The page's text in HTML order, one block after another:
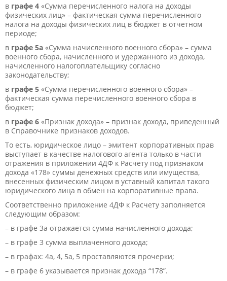
в графе 4 «Сумма перечисленного налога на доходы
физических лиц» – фактическая сумма перечисленного
налога на доходы физических лиц в бюджет в отчетном
периоде;
в графе 5а «Сумма начисленного военного сбора» – сумма
военного сбора, начисленного и удержанного из дохода,
начисленного налогоплательщику согласно
законодательству;
в графе 5 «Сумма перечисленного военного сбора» –
фактическая сумма перечисленного военного сбора в
бюджет;
в графе 6 «Признак дохода» – признак дохода, приведенный
в Справочнике признаков доходов.
То есть, юридическое лицо – эмитент корпоративных прав
выступает в качестве налогового агента только в части
отражения в приложении 4ДФ к Расчету под признаком
дохода «178» суммы денежных средств или имущества,
внесенных физическим лицом в уставный капитал такого
юридического лица в обмен на корпоративные права.
Соответственно приложение 4ДФ к Расчету заполняется
следующим образом:
– в графе 3а отражается сумма начисленного дохода;
– в графе 3 сумма выплаченного дохода;
– в графах: 4а, 4, 5а, 5 проставляются прочерки;
– в графе 6 указывается признак дохода “178”.